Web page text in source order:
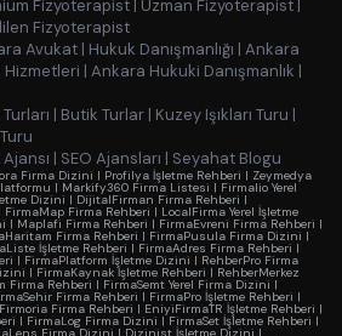
Fizyoterapist | Uzman Fizyoterapist |
Fizyoterapist
Avukat | Hukuk Danışmanlığı | Ankara
Hizmetleri | Ankara Hukuki Danışmanlık |
Turları | Butik Turlar | Kuzey Işıkları Turu |
Ajansı | SEO Ajansları | Seyahat Blogu
Firma Dizini | Profilya İşletme Rehberi | Zeymedya
| Markify360 Firma Listesi | Firmalio Yerel
Dizini | DijitalFirman Firma Rehberi |
FirmaMap Firma Rehberi | LocalFirma Yerel İşletme
| Maplafi Firma Rehberi | FirmaEvreni Firma Rehberi |
Firma Rehberi | FirmaPusula Firma Dizini |
İşletme Rehberi | FirmaAdres Firma Rehberi |
| FirmaPlatform İşletme Dizini | RehberPro Firma
| FirmaKaynak İşletme Rehberi | RehberMerkez
Firma Rehberi | FirmaSemt Yerel Firma Dizini |
Firma Rehberi | FirmaPro İşletme Rehberi |
Firmoria Firma Rehberi | EniyiFirmaTR İşletme Rehberi |
| FirmaLog Firma Dizini |FirmaSet İşletme Rehberi |